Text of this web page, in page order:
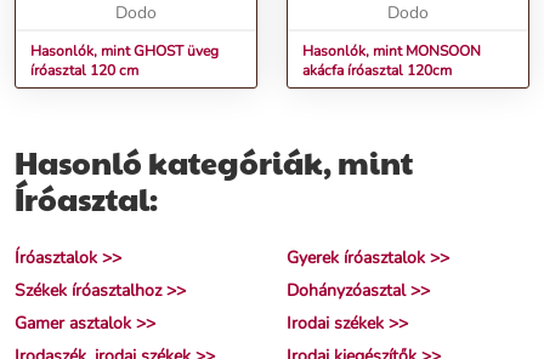
Dodo
Hasonlók, mint GHOST üveg
íróasztal 120 cm
Dodo
Hasonlók, mint MONSOON
akácfa íróasztal 120cm
Hasonló kategóriák, mint
Íróasztal:
Íróasztalok >>
Gyerek íróasztalok >>
Székek íróasztalhoz >>
Dohányzóasztal >>
Gamer asztalok >>
Irodai székek >>